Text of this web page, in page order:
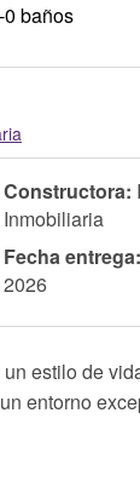
0 baños
Constructora:
Inmobiliaria
Fecha entrega:
2026
estilo de
entorno